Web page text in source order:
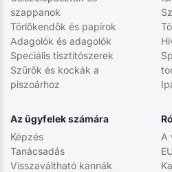
szappanok
Törlőkendők és papírok
Adagolók és adagolók
Speciális tisztítószerek
Szűrők és kockák a
piszoárhoz
Az ügyfelek számára
Képzés
Tanácsadás
Visszaváltható kannák
A